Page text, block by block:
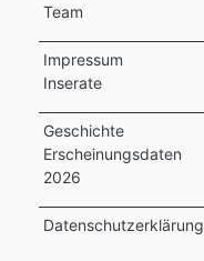
Team
Impressum
Inserate
Geschichte
Erscheinungsdaten
2026
Datenschutzerklärung